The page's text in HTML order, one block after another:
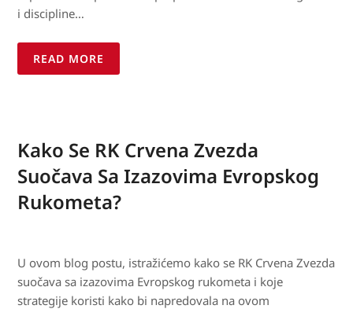
i discipline…
READ MORE
Kako Se RK Crvena Zvezda
Suočava Sa Izazovima Evropskog
Rukometa?
U ovom blog postu, istražićemo kako se RK Crvena Zvezda
suočava sa izazovima Evropskog rukometa i koje
strategije koristi kako bi napredovala na ovom